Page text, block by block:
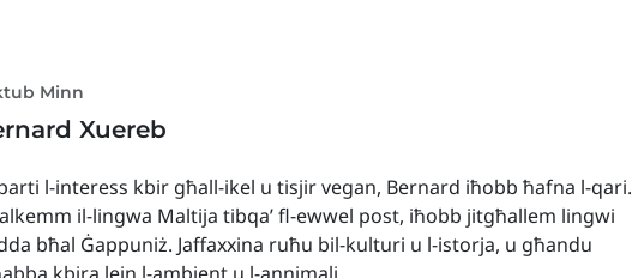
Minn
Xuereb
l-interess kbir għall-ikel u tisjir vegan, Bernard iħobb ħafna l-qari.
il-lingwa Maltija tibqa’ fl-ewwel post, iħobb jitgħallem lingwi
bħal Ġappuniż. Jaffaxxina ruħu bil-kulturi u l-istorja, u għandu